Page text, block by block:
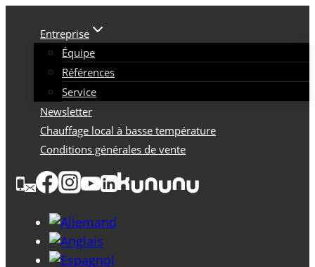
content
Entreprise
Équipe
Références
Service
Newsletter
Chauffage local à basse température
Conditions générales de vente